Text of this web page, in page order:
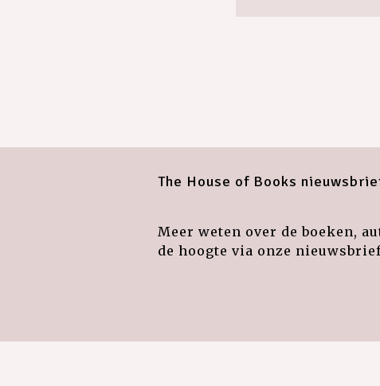
The House of Books
Meer weten over de boeken,
de hoogte via onze